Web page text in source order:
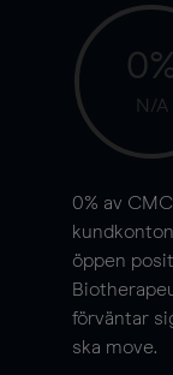
N/A
0% av
öppen
förväntar
ska move.